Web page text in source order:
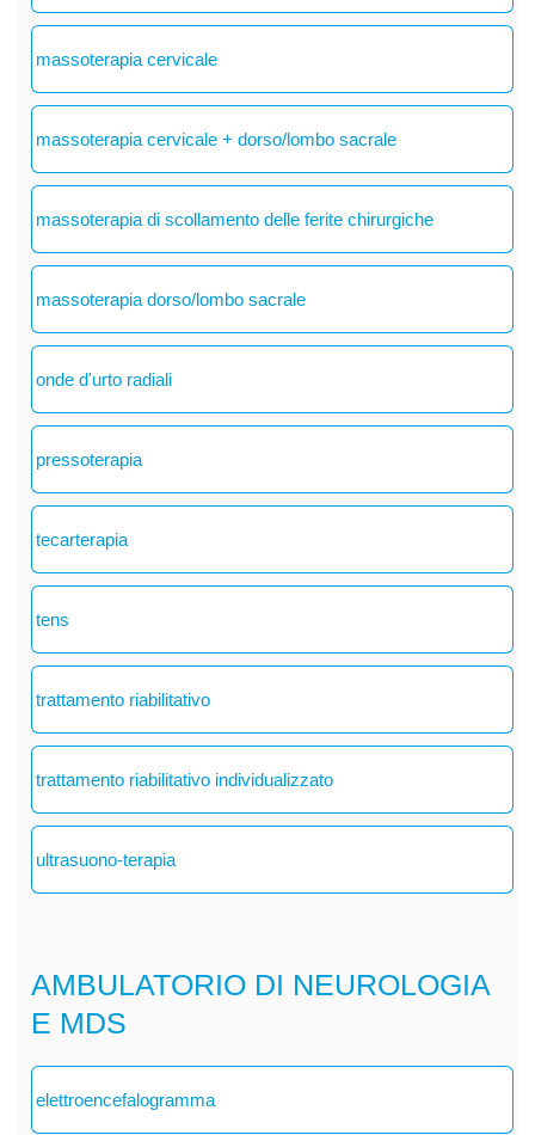
massoterapia cervicale
massoterapia cervicale + dorso/lombo sacrale
massoterapia di scollamento delle ferite chirurgiche
massoterapia dorso/lombo sacrale
onde d'urto radiali
pressoterapia
tecarterapia
tens
trattamento riabilitativo
trattamento riabilitativo individualizzato
ultrasuono-terapia
AMBULATORIO DI NEUROLOGIA
E MDS
elettroencefalogramma